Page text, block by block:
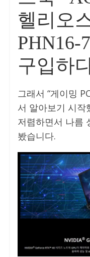
헬리오
PHN16-
구입하
그래서 “게이밍
서 알아보기 시작
저렴하면서 나름
봤습니다.